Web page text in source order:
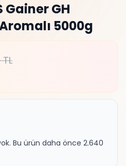
Gainer GH
5000g
TL
Bu ürün daha önce 2.640